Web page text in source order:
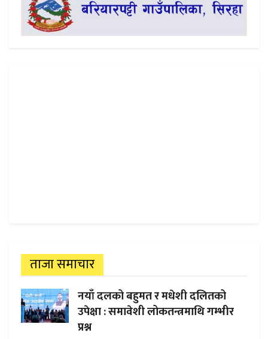
ताजा समाचार
नयाँ दलको बहुमत र मधेशी दलितको
उपेक्षा : समावेशी लोकतन्त्रमाथि गम्भीर
प्रश्न